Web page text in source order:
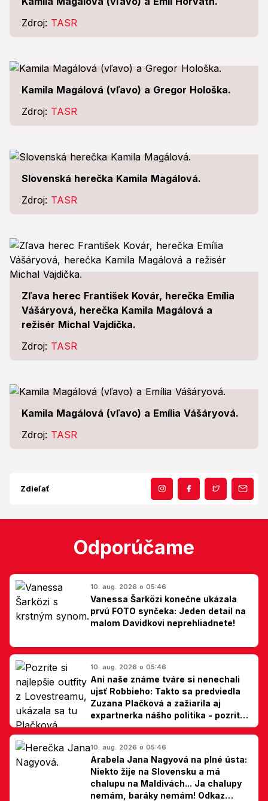
Zdroj: TASR
Kamila Magálová (vľavo) a Gregor Hološka.
Zdroj: TASR
Slovenská herečka Kamila Magálová.
Zdroj: TASR
Zľava herec František Kovár, herečka Emília
Vášáryová, herečka Kamila Magálová a
režisér Michal Vajdička.
Zdroj: TASR
Kamila Magálová (vľavo) a Emília Vášáryová.
Zdroj: TASR
Zdieľať
Odporúčame
10. aug. 2026 o 05:46
Vanessa Šarközi konečne ukázala
prvú FOTO synčeka: Jeden detail na
malom Davidkovi neprehliadnete!
10. aug. 2026 o 05:46
Ani naše známe tváre si nenechali
ujsť Robbieho: Takto sa predviedla
Zuzana Plačková a zažiarila aj
expartnerka nášho politika - pozrite
si TOP outfity z Lovestreamu
10. aug. 2026 o 05:46
Arabela Jana Nagyová na plné ústa:
Niekto žije na Slovensku a má
chalupu na Maldivách... Ja chalupy
nemám, baráky nemám! Odkaz